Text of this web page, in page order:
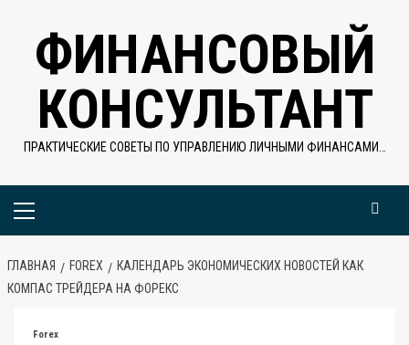
содержимому
ФИНАНСОВЫЙ
КОНСУЛЬТАНТ
ПРАКТИЧЕСКИЕ СОВЕТЫ ПО УПРАВЛЕНИЮ ЛИЧНЫМИ ФИНАНСАМИ…
Основное
ГЛАВНАЯ FOREX
КАЛЕНДАРЬ ЭКОНОМИЧЕСКИХ НОВОСТЕЙ КАК
КОМПАС ТРЕЙДЕРА НА ФОРЕКС
Forex